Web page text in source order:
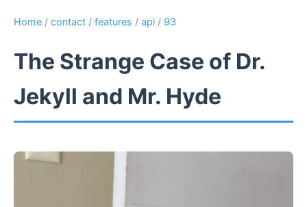
Home / contact / features / api / 93
The Strange Case of Dr.
Jekyll and Mr. Hyde